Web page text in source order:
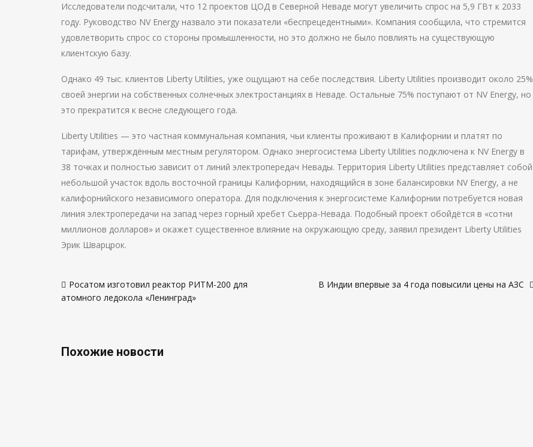
Исследователи подсчитали, что 12 проектов ЦОД в Северной Неваде могут увеличить спрос на 5,9 ГВт к 2033
году. Руководство NV Energy назвало эти показатели «беспрецедентными». Компания сообщила, что стремится
удовлетворить спрос со стороны промышленности, но это должно не было повлиять на существующую
клиентскую базу.
Однако 49 тыс. клиентов Liberty Utilities, уже ощущают на себе последствия. Liberty Utilities производит около 25%
своей энергии на собственных солнечных электростанциях в Неваде. Остальные 75% поступают от NV Energy, но
это прекратится к весне следующего года.
Liberty Utilities — это частная коммунальная компания, чьи клиенты проживают в Калифорнии и платят по
тарифам, утверждённым местным регулятором. Однако энергосистема Liberty Utilities подключена к NV Energy в
38 точках и полностью зависит от линий электропередач Невады. Территория Liberty Utilities представляет собой
небольшой участок вдоль восточной границы Калифорнии, находящийся в зоне балансировки NV Energy, а не
калифорнийского независимого оператора. Для подключения к энергосистеме Калифорнии потребуется новая
линия электропередачи на запад через горный хребет Сьерра-Невада. Подобный проект обойдётся в «сотни
миллионов долларов» и окажет существенное влияние на окружающую среду, заявил президент Liberty Utilities
Эрик Шварцрок.
поРосатом изготовил реактор РИТМ-200 для
атомного ледокола «Ленинград»
В Индии впервые за 4 года повысили цены на АЗС
Похожие новости